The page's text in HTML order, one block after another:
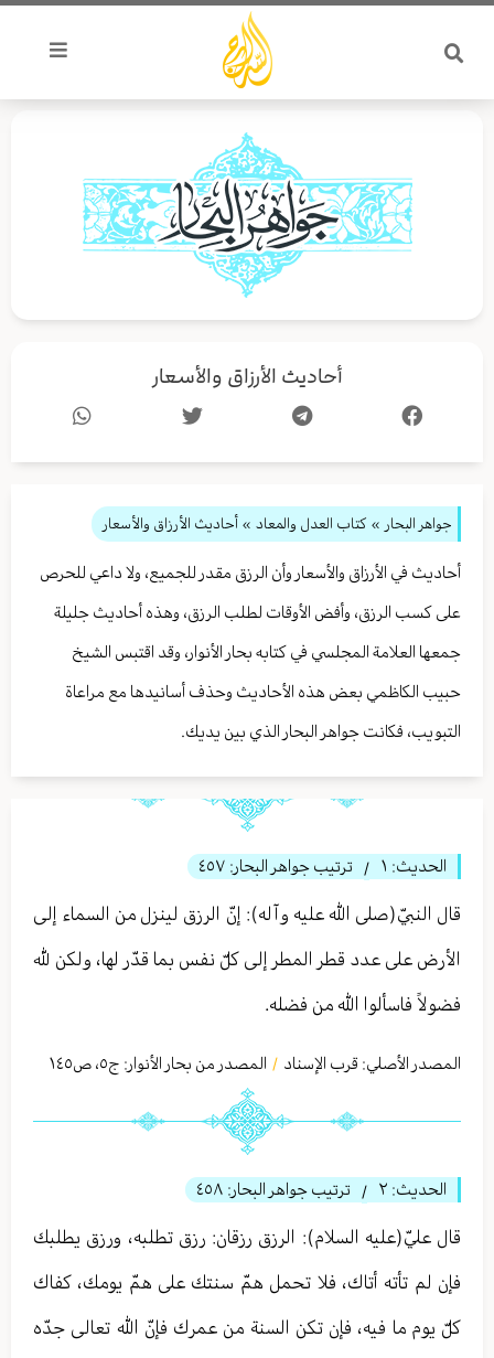
تخطي
المحتوى
أحاديث الأرزاق والأسعار
جواهر البحار » كتاب العدل والمعاد » أحاديث الأرزاق والأسعار
أحاديث في الأرزاق والأسعار وأن الرزق مقدر للجميع، ولا داعي للحرص
على كسب الرزق، وأفض الأوقات لطلب الرزق، وهذه أحاديث جليلة
جمعها العلامة المجلسي في كتابه بحار الأنوار، وقد اقتبس الشيخ
حبيب الكاظمي بعض هذه الأحاديث وحذف أسانيدها مع مراعاة
التبويب، فكانت جواهر البحار الذي بين يديك.
الحديث: ١ / ترتيب جواهر البحار: ٤٥٧
قال النبيّ(صلى الله عليه وآله): إنّ الرزق لينزل من السماء إلى
الأرض على عدد قطر المطر إلى كلّ نفس بما قدّر لها، ولكن للّٰه
فضولاً فاسألوا الله من فضله.
المصدر الأصلي: قرب الإسناد / المصدر من بحار الأنوار: ج٥، ص١٤٥
الحديث: ٢ / ترتيب جواهر البحار: ٤٥٨
قال عليّ(عليه السلام): الرزق رزقان: رزق تطلبه، ورزق يطلبك
فإن لم تأته أتاك، فلا تحمل همّ سنتك على همّ يومك، كفاك
كلّ يوم ما فيه، فإن تكن السنة من عمرك فإنّ الله تعالى جدّه